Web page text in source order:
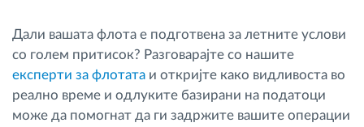
Дали вашата флота е подготвена за летните услови
со голем притисок? Разговарајте со нашите
експерти за флотата и откријте како видливоста во
реално време и одлуките базирани на податоци
може да помогнат да ги задржите вашите операции